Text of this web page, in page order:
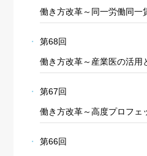
働き方改革～同一労働同一
第68回
働き方改革～産業医の活用
第67回
働き方改革～高度プロフェ
第66回